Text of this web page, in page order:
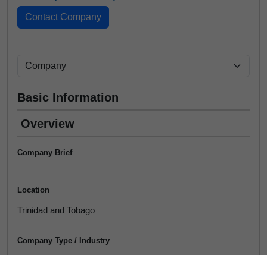
Basic Information
Overview
Company Brief
Location
Trinidad and Tobago
Company Type / Industry